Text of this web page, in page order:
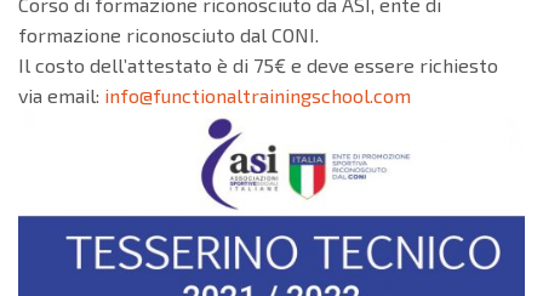
Corso di formazione riconosciuto da ASI, ente di
formazione riconosciuto dal CONI.
Il costo dell’attestato è di 75€ e deve essere richiesto
via email: info@functionaltrainingschool.com